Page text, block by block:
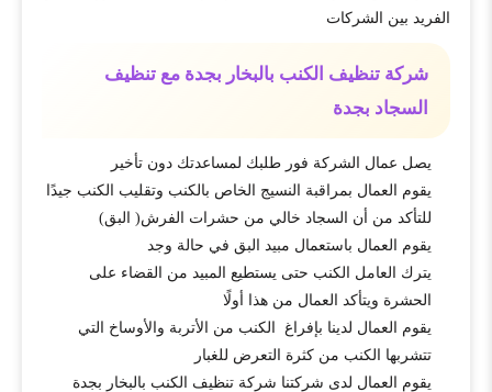
الفريد بين الشركات
شركة تنظيف الكنب بالبخار بجدة مع تنظيف
السجاد بجدة
يصل عمال الشركة فور طلبك لمساعدتك دون تأخير
يقوم العمال بمراقبة النسيج الخاص بالكنب وتقليب الكنب جيدًا
للتأكد من أن السجاد خالي من حشرات الفرش( البق)
يقوم العمال باستعمال مبيد البق في حالة وجد
يترك العامل الكنب حتى يستطيع المبيد من القضاء على
الحشرة ويتأكد العمال من هذا أولًا
يقوم العمال لدينا بإفراغ الكنب من الأتربة والأوساخ التي
تتشربها الكنب من كثرة التعرض للغبار
يقوم العمال لدى شركتنا شركة تنظيف الكنب بالبخار بجدة